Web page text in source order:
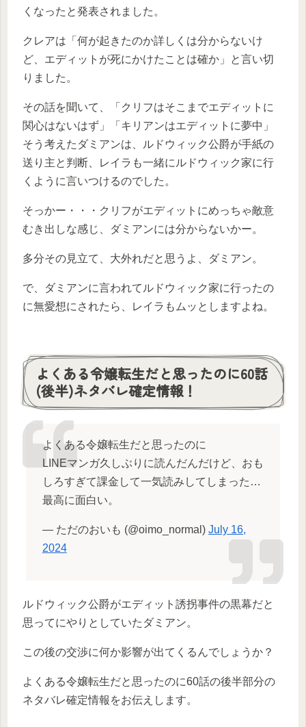
くなったと発表されました。
クレアは「何が起きたのか詳しくは分からないけ
ど、エディットが死にかけたことは確か」と言い切
りました。
その話を聞いて、「クリフはそこまでエディットに
関心はないはず」「キリアンはエディットに夢中」
そう考えたダミアンは、ルドウィック公爵が手紙の
送り主と判断、レイラも一緒にルドウィック家に行
くように言いつけるのでした。
そっかー・・・クリフがエディットにめっちゃ敵意
むき出しな感じ、ダミアンには分からないかー。
多分その見立て、大外れだと思うよ、ダミアン。
で、ダミアンに言われてルドウィック家に行ったの
に無愛想にされたら、レイラもムッとしますよね。
よくある令嬢転生だと思ったのに60話
(後半)ネタバレ確定情報！
よくある令嬢転生だと思ったのに
LINEマンガ久しぶりに読んだんだけど、おも
しろすぎて課金して一気読みしてしまった…
最高に面白い。
— ただのおいも (@oimo_normal) July 16,
2024
ルドウィック公爵がエディット誘拐事件の黒幕だと
思ってにやりとしていたダミアン。
この後の交渉に何か影響が出てくるんでしょうか？
よくある令嬢転生だと思ったのに60話の後半部分の
ネタバレ確定情報をお伝えします。